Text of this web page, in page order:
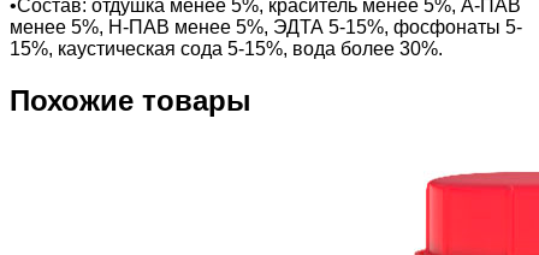
•Состав: отдушка менее 5%, краситель менее 5%, А-ПАВ
менее 5%, Н-ПАВ менее 5%, ЭДТА 5-15%, фосфонаты 5-
15%, каустическая сода 5-15%, вода более 30%.
Похожие товары